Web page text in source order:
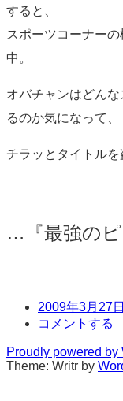
すると、
スポーツコーナー
中。
オバチャンはどん
るのか気になって、
チラッとタイトルを
…『最強のピ
日
時
2009年3月27日
コ
ン
ト
コメントする
Proudly powered by
Theme: Writr by